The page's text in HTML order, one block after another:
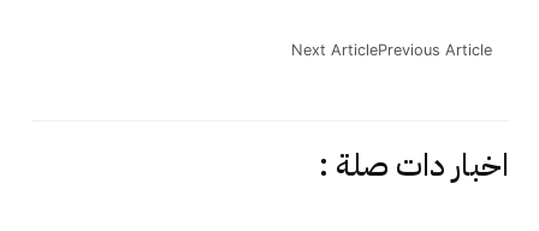
Previous Article
Next Article
اخبار دات صلة :